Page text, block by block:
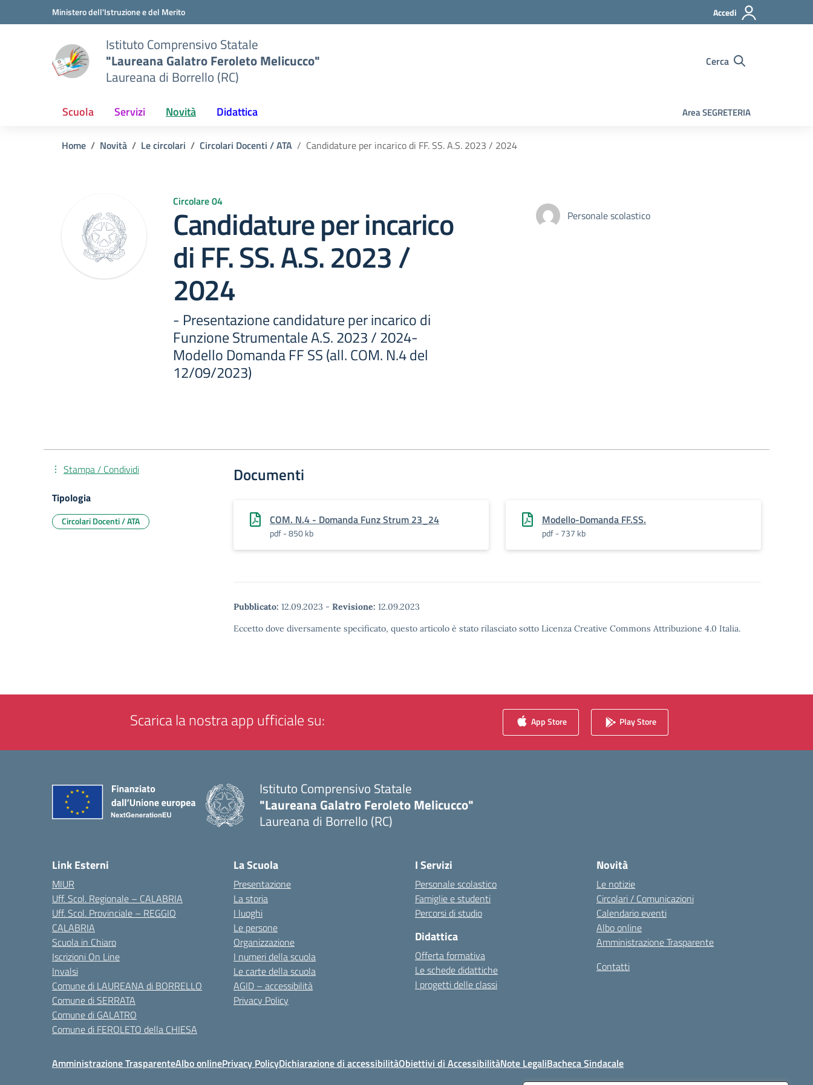
Vai ai contenuti
Vai al menu di navigazioneMinistero dell'Istruzione e del Merito Accedi
Istituto Comprensivo Statale
"Laureana Galatro Feroleto Melicucco"
Laureana di Borrello (RC)
Cerca
Scuola Servizi Novità Didattica Area SEGRETERIA
Home Novità Le circolari Circolari Docenti / ATA Candidature per incarico di FF. SS. A.S. 2023 / 2024
Circolare 04
Candidature per incarico
di FF. SS. A.S. 2023 /
2024
- Presentazione candidature per incarico di
Funzione Strumentale A.S. 2023 / 2024-
Modello Domanda FF SS (all. COM. N.4 del
12/09/2023)
Personale scolastico
Documenti
COM. N.4 - Domanda Funz Strum 23_24
pdf - 850 kb
Modello-Domanda FF.SS.
pdf - 737 kb
Pubblicato: 12.09.2023 - Revisione: 12.09.2023
Eccetto dove diversamente specificato, questo articolo è stato rilasciato sotto Licenza Creative Commons Attribuzione 4.0 Italia.
Stampa / Condividi
Tipologia
Circolari Docenti / ATA
Scarica la nostra app ufficiale su: App Store Play Store
Istituto Comprensivo Statale
"Laureana Galatro Feroleto Melicucco"
Laureana di Borrello (RC)
Link Esterni
MIUR
Uff. Scol. Regionale – CALABRIA
Uff. Scol. Provinciale – REGGIO
CALABRIA
Scuola in Chiaro
Iscrizioni On Line
Invalsi
Comune di LAUREANA di BORRELLO
Comune di SERRATA
Comune di GALATRO
Comune di FEROLETO della CHIESA
La Scuola
Presentazione
La storia
I luoghi
Le persone
Organizzazione
I numeri della scuola
Le carte della scuola
AGID – accessibilità
Privacy Policy
I Servizi
Personale scolastico
Famiglie e studenti
Percorsi di studio
Didattica
Offerta formativa
Le schede didattiche
I progetti delle classi
Novità
Le notizie
Circolari / Comunicazioni
Calendario eventi
Albo online
Amministrazione Trasparente
Contatti
Amministrazione TrasparenteAlbo onlinePrivacy PolicyDichiarazione di accessibilitàObiettivi di AccessibilitàNote LegaliBacheca Sindacale